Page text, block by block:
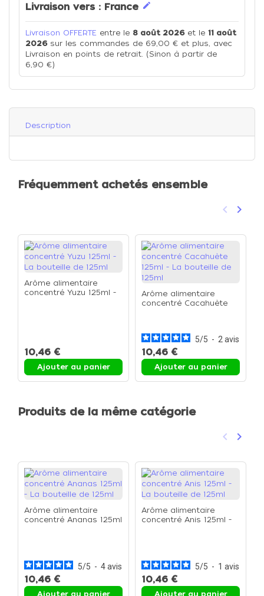
Livraison vers : France edit
Livraison OFFERTE entre le 8 août 2026et le 11 août
2026sur les commandes de 69,00 € et plus, avec
Livraison en points de retrait. (Sinon à partir de
6,90 €)
Description
Fréquemment achetés ensemble
Précédent
keyboard_arrow_left keyboard_arrow_right
Arôme alimentaire
concentré Yuzu 125ml -
10,46 €
Ajouter au panier
Arôme alimentaire
concentré Cacahuète
5/5 - 2 avis
10,46 €
Ajouter au panier
Produits de la même catégorie
Précédent
keyboard_arrow_left keyboard_arrow_right
Arôme alimentaire
concentré Ananas 125ml
5/5 - 4avis
10,46 €
Ajouter au panier
Arôme alimentaire
concentré Anis 125ml -
5/5 - 1 avis
10,46 €
Ajouter au panier